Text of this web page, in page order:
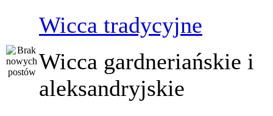
Wicca tradycyjne
Wicca gardneriańskie i
aleksandryjskie